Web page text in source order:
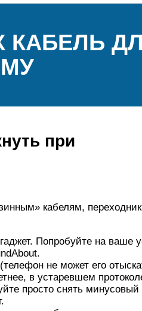
КАБЕЛЬ
при
кабелям,
Попробуйте на ваше
не может его
в устаревшем
просто снять минусовый